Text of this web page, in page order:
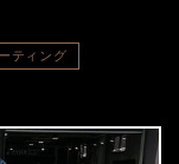
ティング